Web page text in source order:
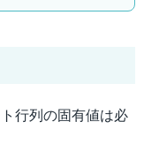
行列の固有値は必